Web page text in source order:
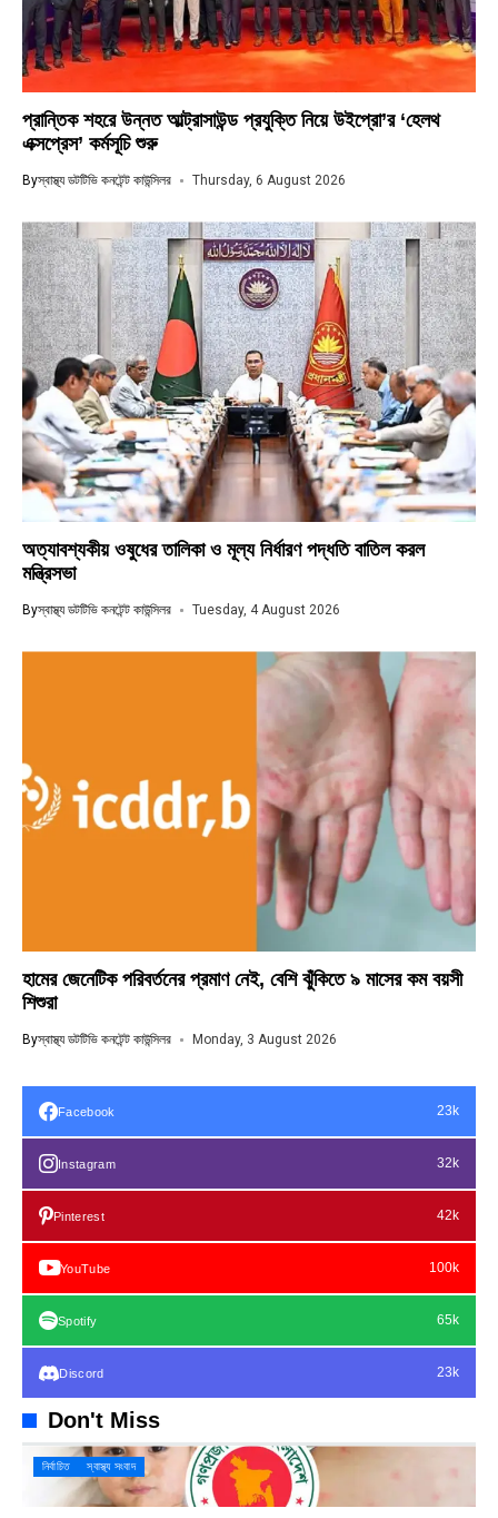
প্রান্তিক শহরে উন্নত আল্ট্রাসাউন্ড প্রযুক্তি নিয়ে উইপ্রো’র ‘হেলথ
এক্সপ্রেস’ কর্মসূচি শুরু
Byস্বাস্থ্য ডটটিভি কনটেন্ট কাউন্সিলর Thursday, 6 August 2026
অত্যাবশ্যকীয় ওষুধের তালিকা ও মূল্য নির্ধারণ পদ্ধতি বাতিল করল
মন্ত্রিসভা
Byস্বাস্থ্য ডটটিভি কনটেন্ট কাউন্সিলর Tuesday, 4 August 2026
হামের জেনেটিক পরিবর্তনের প্রমাণ নেই, বেশি ঝুঁকিতে ৯ মাসের কম বয়সী
শিশুরা
Byস্বাস্থ্য ডটটিভি কনটেন্ট কাউন্সিলর Monday, 3 August 2026
Facebook 23k
Instagram 32k
Pinterest 42k
YouTube 100k
Spotify 65k
Discord 23k
Don't Miss
নির্বাচিত স্বাস্থ্য সংবাদ